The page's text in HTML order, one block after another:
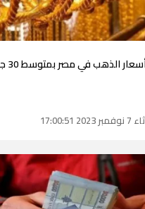
صعود
17:00:51